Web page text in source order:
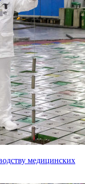
медицинских